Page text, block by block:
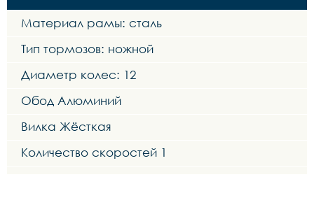
Материал рамы: сталь
Тип тормозов: ножной
Диаметр колес: 12
Обод Алюминий
Вилка Жёсткая
Количество скоростей 1